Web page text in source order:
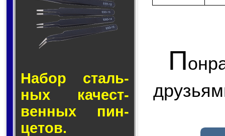
Набор сталь­
ных ка­чест­
вен­ных пин­
це­тов.
П